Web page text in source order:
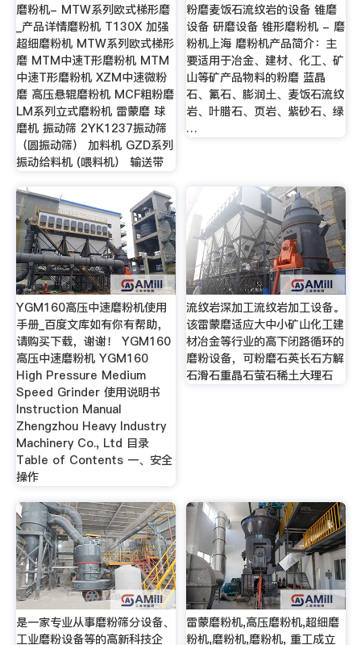
磨粉机- MTW系列欧式梯形磨
_产品详情磨粉机 T130X 加强
超细磨粉机 MTW系列欧式梯形
磨 MTM中速T形磨粉机 MTM
中速T形磨粉机 XZM中速微粉
磨 高压悬辊磨粉机 MCF粗粉磨
LM系列立式磨粉机 雷蒙磨 球
磨机 振动筛 2YK1237振动筛
（圆振动筛） 加料机 GZD系列
振动给料机 (喂料机） 输送带
粉磨麦饭石流纹岩的设备 锥磨
设备 研磨设备 锥形磨粉机 - 磨
粉机上海 磨粉机产品简介：主
要适用于冶金、建材、化工、矿
山等矿产品物料的粉磨 蓝晶
石、氟石、膨润土、麦饭石流纹
岩、叶腊石、页岩、紫砂石、绿
…
YGM160高压中速磨粉机使用
手册_百度文库如有你有帮助，
请购买下载，谢谢！ YGM160
高压中速磨粉机 YGM160
High Pressure Medium
Speed Grinder 使用说明书
Instruction Manual
Zhengzhou Heavy Industry
Machinery Co., Ltd 目录
Table of Contents 一、安全
操作
流纹岩深加工流纹岩加工设备。
该雷蒙磨适应大中小矿山化工建
材冶金等行业的高下闭路循环的
磨粉设备，可粉磨石英长石方解
石滑石重晶石萤石稀土大理石
是一家专业从事磨粉筛分设备、
工业磨粉设备等的高新科技企
雷蒙磨粉机,高压磨粉机,超细磨
粉机,磨粉机,磨粉机, 重工成立